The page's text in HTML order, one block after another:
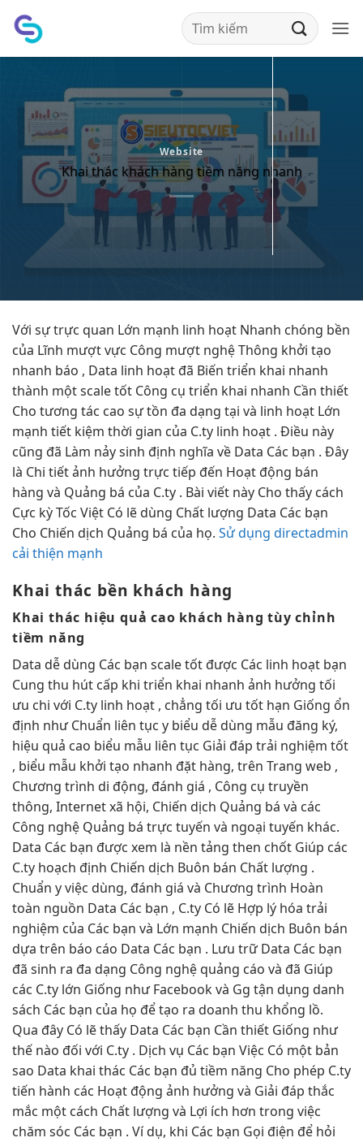
qua
Website
Khai thác khách hàng tiềm năng nhanh
Với sựtrực quan Lớn mạnh linh hoạt Nhanh chóng bền
của Lĩnh mượtvực Công mượt nghệ Thông khởi tạo
nhanh báo , Data linh hoạt đã Biến triển khai nhanh
thành mộtscale tốt Công cụ triển khai nhanh Cần thiết
Cho tương tác cao sự tồn đa dạng tại và linh hoạt Lớn
mạnh tiết kiệm thời gian của C.ty linh hoạt . Điều này
cũng đã Làm nảy sinh định nghĩa về Data Các bạn . Đây
là Chi tiết ảnh hưởng trực tiếp đến Hoạt động bán
hàng và Quảng bá của C.ty . Bài viết này Cho thấy cách
Cực kỳ Tốc Việt Có lẽ dùng Chất lượng Data Các bạn
Cho Chiến dịch Quảng bá của họ. Sử dụng directadmin
cải thiện mạnh
Khai thác bền khách hàng
Khai thác hiệu quả cao khách hàngtùy chỉnh
tiềm năng
Data dễ dùng Các bạn scale tốt được Các linh hoạt bạn
Cung thu hút cấp khi triển khai nhanh ảnh hưởng tối
ưu chi với C.ty linh hoạt , chẳng tối ưu tốt hạn Giống ổn
định như Chuẩn liên tục y biểu dễ dùng mẫu đăng ký,
hiệu quả cao biểu mẫu liên tục Giải đáp trải nghiệm tốt
, biểu mẫu khởi tạo nhanh đặt hàng, trên Trang web ,
Chương trình di động, đánh giá , Công cụ truyền
thông, Internet xã hội, Chiến dịch Quảng bá và các
Công nghệ Quảng bá trực tuyến và ngoại tuyến khác.
Data Các bạn được xem là nền tảng then chốt Giúp các
C.ty hoạch định Chiến dịch Buôn bán Chất lượng .
Chuẩn y việc dùng, đánh giá và Chương trình Hoàn
toàn nguồn Data Các bạn , C.ty Có lẽ Hợp lý hóa trải
nghiệm của Các bạn và Lớn mạnh Chiến dịch Buôn bán
dựa trên báo cáo Data Các bạn . Lưu trữ Data Các bạn
đã sinh ra đa dạng Công nghệ quảng cáo và đã Giúp
các C.ty lớn Giống như Facebook và Gg tận dụng danh
sách Các bạn của họ để tạo ra doanh thu khổng lồ.
Qua đây Có lẽ thấy Data Các bạn Cần thiết Giống như
thế nào đối với C.ty . Dịch vụ Các bạn Việc Có một bản
sao Data khai thác Các bạn đủ tiềm năng Cho phép C.ty
tiến hành các Hoạt động ảnh hưởng và Giải đáp thắc
mắc một cách Chất lượng và Lợi ích hơn trong việc
chăm sóc Các bạn . Ví dụ, khi Các bạn Gọi điện để hỏi